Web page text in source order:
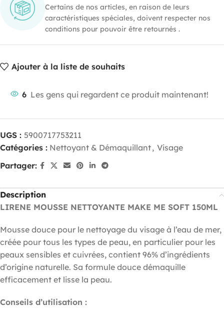
Certains de nos articles, en raison de leurs
caractéristiques spéciales, doivent respecter nos
conditions pour pouvoir être retournés .
Ajouter à la liste de souhaits
6 Les gens qui regardent ce produit maintenant!
UGS : 5900717753211
Catégories : Nettoyant & Démaquillant, Visage
Partager:
Description
LIRENE MOUSSE NETTOYANTE MAKE ME SOFT 150ML
Mousse douce pour le nettoyage du visage à l’eau de mer,
créée pour tous les types de peau, en particulier pour les
peaux sensibles et cuivrées, contient 96% d’ingrédients
d’origine naturelle. Sa formule douce démaquille
efficacement et lisse la peau.
Conseils d’utilisation :